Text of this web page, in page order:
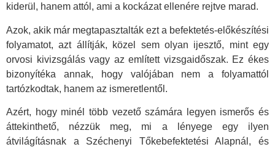
kiderül, hanem attól, ami a kockázat ellenére rejtve marad.
Azok, akik már megtapasztalták ezt a befektetés-előkészítési
folyamatot, azt állítják, közel sem olyan ijesztő, mint egy
orvosi kivizsgálás vagy az említett vizsgaidőszak. Ez ékes
bizonyítéka annak, hogy valójában nem a folyamattól
tartózkodtak, hanem az ismeretlentől.
Azért, hogy minél több vezető számára legyen ismerős és
áttekinthető, nézzük meg, mi a lényege egy ilyen
átvilágításnak a Széchenyi Tőkebefektetési Alapnál, és